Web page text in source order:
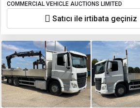
COMMERCIAL VEHICLE AUCTIONS LIMITED
Satıcı ile irtibata geçiniz